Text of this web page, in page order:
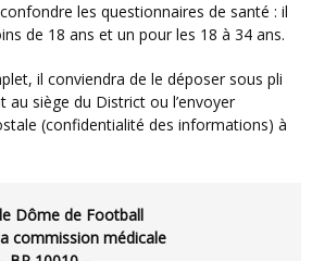
de 18 ans et un pour les 18 à 34 ans.
siège du District ou l’envoyer
(confidentialité des informations) à
Dôme de Football
commission médicale